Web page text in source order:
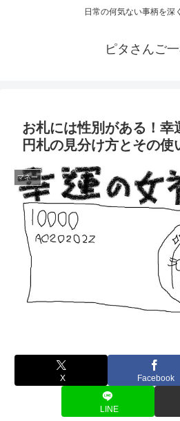
日常の何気ない事柄を深
ピタさんご
お札には性別がある！幸
円札の見分け方とその使
マネー
X Facebook
LINE